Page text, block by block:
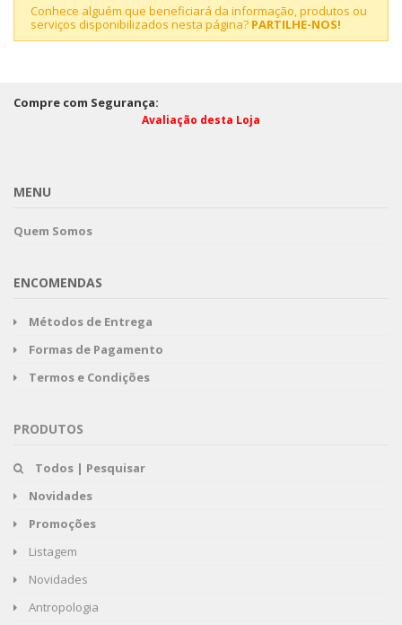
Conhece alguém que beneficiará da informação, produtos ou
serviços disponibilizados nesta página? PARTILHE-NOS!
Compre com Segurança:
Avaliação desta Loja
MENU
Quem Somos
ENCOMENDAS
Métodos de Entrega
Formas de Pagamento
Termos e Condições
PRODUTOS
Todos | Pesquisar
Novidades
Promoções
Listagem
Novidades
Antropologia